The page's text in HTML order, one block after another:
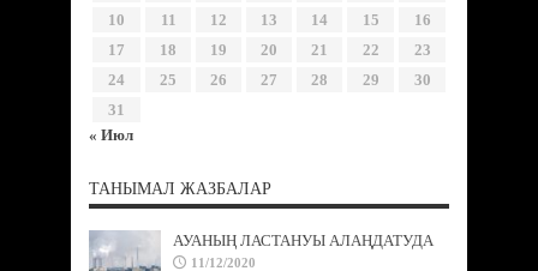
10
11 12 13 14 15
16
17
18 19 20 21 22
23
24
25 26 27 28 29
30
31
« Июл
ТАНЫМАЛ ЖАЗБАЛАР
АУАНЫҢ ЛАСТАНУЫ АЛАҢДАТУДА
11/12/2020